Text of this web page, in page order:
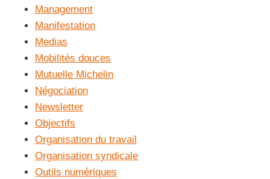
Management
Manifestation
Medias
Mobilités douces
Mutuelle Michelin
Négociation
Newsletter
Objectifs
Organisation du travail
Organisation syndicale
Outils numériques